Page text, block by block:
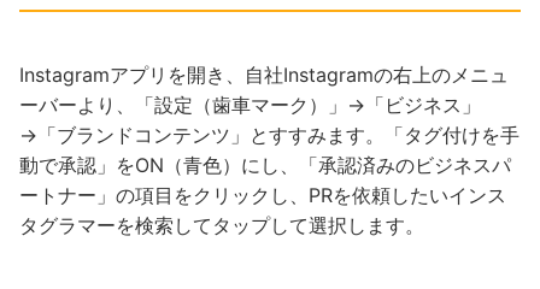
Instagramアプリを開き、自社Instagramの右上のメニュ
ーバーより、「設定（歯車マーク）」→「ビジネス」
→「ブランドコンテンツ」とすすみます。「タグ付けを手
動で承認」をON（青色）にし、「承認済みのビジネスパ
ートナー」の項目をクリックし、PRを依頼したいインス
タグラマーを検索してタップして選択します。